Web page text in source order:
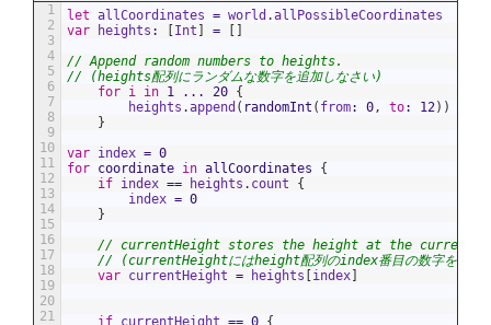
1
2
3
4
5
6
7
8
9
10
11
12
13
14
15
16
17
18
19
20
21
let allCoordinates = world .allPossibleCoordinates
var
heights : [Int ] = [ ]
// Append random numbers to heights.
// (heights配列にランダムな数字を追加しなさい)
for i in 1 ... 20 {
heights .append ( randomInt ( from: 0 , to: 12) )
}
var index = 0
for coordinate in allCoordinates
{
if index == heights . count
{
index = 0
}
// currentHeight stores the height at the current
// (currentHeightにはheight配列のindex番目の数字を保持)
var currentHeight = heights [index]
if currentHeight == 0 {